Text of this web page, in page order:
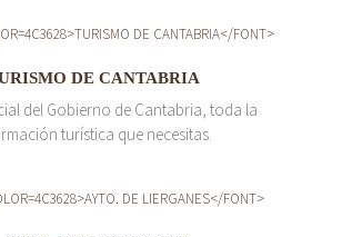
DE CANTABRIA
del Gobierno de Cantabria, toda la
turística que necesitas.